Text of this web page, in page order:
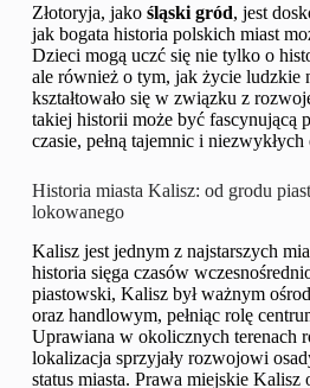
Złotoryja, jako śląski gród, jest
jak bogata historia polskich miast
Dzieci mogą uczć się nie tylko o
ale również o tym, jak życie ludzkie
kształtowało się w związku z
takiej historii może być fascynującą
czasie, pełną tajemnic i
Historia miasta Kalisz: od grodu
lokowanego
Kalisz jest jednym z najstarszych
historia sięga czasów
piastowski, Kalisz był ważnym
oraz handlowym, pełniąc rolę
Uprawiana w okolicznych terenach
lokalizacja sprzyjały rozwojowi
status miasta. Prawa miejskie Kalisz